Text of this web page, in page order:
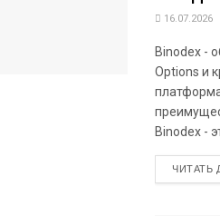
16.07.2026
Binodex -
Options и
Binodex -
ЧИТАТЬ